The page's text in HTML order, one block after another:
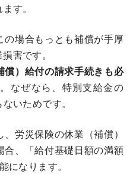
す。
場合もっとも補償が手厚
害です。
償）給付の請求手続きも必
なぜなら、特別支給金の
いためです。
労災保険の休業（補償）
、「給付基礎日額の満額
になります。